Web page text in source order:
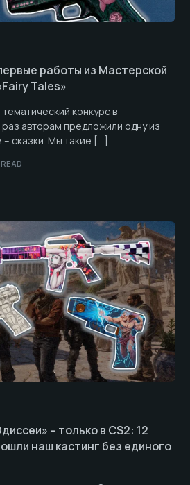
работы из Мастерской
Tales»
тематический конкурс в
авторам предложили одну из
сказки. Мы такие […]
– только в CS2: 12
наш кастинг без единого